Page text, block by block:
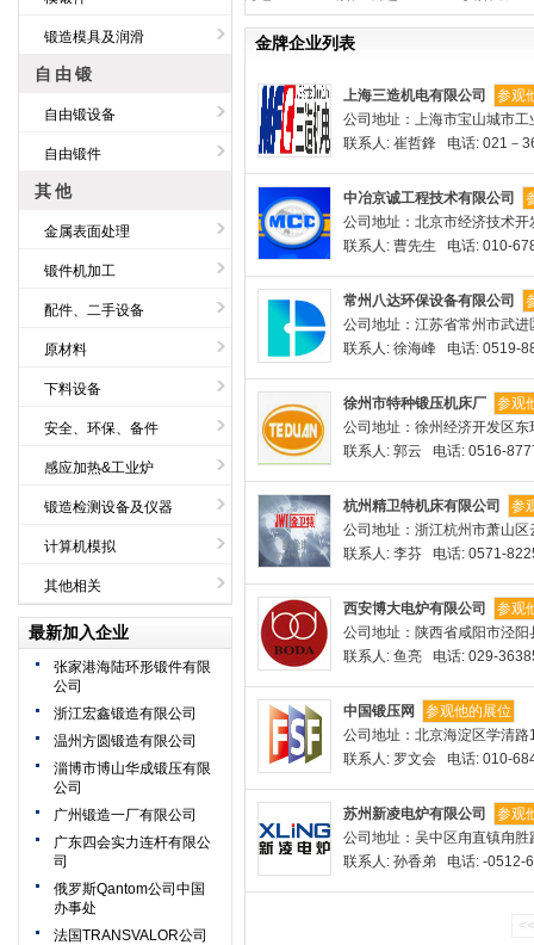
锻造模具及润滑
自由锻
自由锻设备
自由锻件
其他
金属表面处理
锻件机加工
配件、二手设备
原材料
下料设备
安全、环保、备件
感应加热&工业炉
锻造检测设备及仪器
计算机模拟
其他相关
最新加入企业
张家港海陆环形锻件有限
公司
浙江宏鑫锻造有限公司
温州方圆锻造有限公司
淄博市博山华成锻压有限
公司
广州锻造一厂有限公司
广东四会实力连杆有限公
司
俄罗斯Qantom公司中国
办事处
法国TRANSVALOR公司
金牌企业列表
上海三造机电有限公司
参观
公司地址：上海市宝山城市
联系人: 崔哲鋒 电话: 021－
中冶京诚工程技术有限公司
公司地址：北京市经济技术开
联系人: 曹先生 电话: 010-
常州八达环保设备有限公司
公司地址：江苏省常州市武
联系人: 徐海峰 电话: 0519-
徐州市特种锻压机床厂
参观
公司地址：徐州经济开发区东
联系人: 郭云 电话: 0516-
杭州精卫特机床有限公司
参
公司地址：浙江杭州市萧山区
联系人: 李芬 电话: 0571-
西安博大电炉有限公司
参观
公司地址：陕西省咸阳市泾
联系人: 鱼亮 电话: 029-
中国锻压网
参观他的展位
公司地址：北京海淀区学清
联系人: 罗文会 电话: 010-
苏州新凌电炉有限公司
参观
公司地址：吴中区甪直镇甪胜
联系人: 孙香弟 电话: -0512-
<<